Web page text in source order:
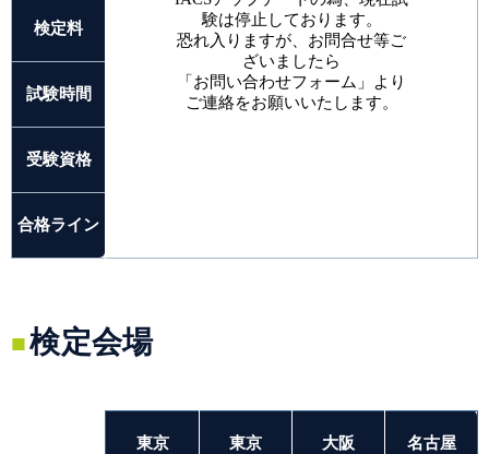
験は停止しております。
恐れ入りますが、お問合せ等ご
ざいましたら
「お問い合わせフォーム」より
ご連絡をお願いいたします。
検定料
試験時間
受験資格
合格ライン
検定会場
東京 東京 大阪 名古屋